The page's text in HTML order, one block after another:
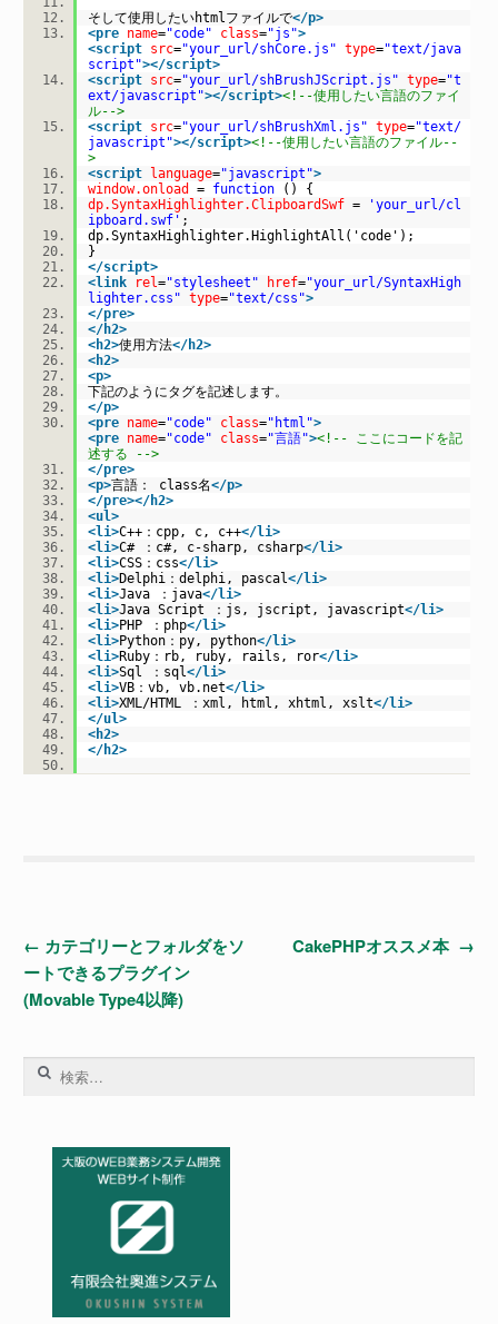
そして使用したいhtmlファイルで</p>
<pre name="code" class="js">
<script src="your_url/shCore.js" type="text/java
script"></script>
<script src="your_url/shBrushJScript.js" type="t
ext/javascript"></script><!--使用したい言語のファイ
ル-->
<script src="your_url/shBrushXml.js" type="text/
javascript"></script><!--使用したい言語のファイル--
>
<script language="javascript">
window.onload
= function() {
dp.SyntaxHighlighter.ClipboardSwf=
'your_url/cl
ipboard.swf' ;
dp.SyntaxHighlighter.HighlightAll('code');
}
</script>
<link rel="stylesheet" href="your_url/SyntaxHigh
lighter.css" type="text/css">
</pre>
</h2>
<h2>使用方法</h2>
<h2>
<p>
下記のようにタグを記述します。
</p>
<pre name="code" class="html">
<pre name="code" class="言語"><!-- ここにコードを記
述する -->
</pre>
<p>言語： class名</p>
</pre></h2>
<ul>
<li>C++：cpp, c, c++</li>
<li>C# ：c#, c-sharp, csharp</li>
<li>CSS：css</li>
<li>Delphi：delphi, pascal</li>
<li>Java ：java</li>
<li>Java Script ：js, jscript, javascript</li>
<li>PHP ：php</li>
<li>Python：py, python</li>
<li>Ruby：rb, ruby, rails, ror</li>
<li>Sql ：sql</li>
<li>VB：vb, vb.net</li>
<li>XML/HTML ：xml, html, xhtml, xslt</li>
</ul>
<h2>
</h2>
投
稿
ビ
← カテゴリーとフォルダをソ
ートできるプラグイン
(Movable Type4以降)
CakePHPオススメ本 →